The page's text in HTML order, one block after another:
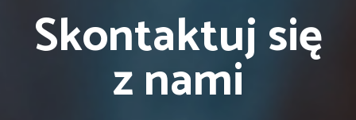
Skontaktuj się
z nami